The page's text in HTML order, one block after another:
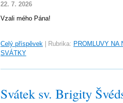
22. 7. 2026
Vzali mého Pána!
Celý příspěvek Rubrika: PROMLUVY NA
SVÁTKY
Svátek sv. Brigity